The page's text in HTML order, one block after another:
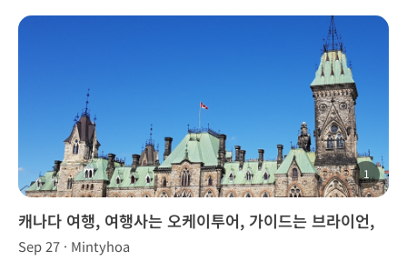
1
캐나다 여행, 여행사는 오케이투어, 가이드는 브라이언,
브라우니, 브니~~!
Sep 27 · Mintyhoa